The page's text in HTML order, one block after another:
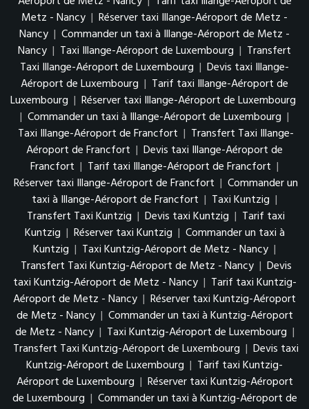
Metz - Nancy | Réserver taxi Illange-Aéroport de Metz -
Nancy | Commander un taxi à Illange-Aéroport de Metz -
Nancy | Taxi Illange-Aéroport de Luxembourg | Transfert
Taxi Illange-Aéroport de Luxembourg | Devis taxi Illange-
Aéroport de Luxembourg | Tarif taxi Illange-Aéroport de
Luxembourg | Réserver taxi Illange-Aéroport de Luxembourg
| Commander un taxi à Illange-Aéroport de Luxembourg |
Taxi Illange-Aéroport de Francfort | Transfert Taxi Illange-
Aéroport de Francfort | Devis taxi Illange-Aéroport de
Francfort | Tarif taxi Illange-Aéroport de Francfort |
Réserver taxi Illange-Aéroport de Francfort | Commander un
taxi à Illange-Aéroport de Francfort | Taxi Kuntzig |
Transfert Taxi Kuntzig | Devis taxi Kuntzig | Tarif taxi
Kuntzig | Réserver taxi Kuntzig | Commander un taxi à
Kuntzig | Taxi Kuntzig-Aéroport de Metz - Nancy |
Transfert Taxi Kuntzig-Aéroport de Metz - Nancy | Devis
taxi Kuntzig-Aéroport de Metz - Nancy | Tarif taxi Kuntzig-
Aéroport de Metz - Nancy | Réserver taxi Kuntzig-Aéroport
de Metz - Nancy | Commander un taxi à Kuntzig-Aéroport
de Metz - Nancy | Taxi Kuntzig-Aéroport de Luxembourg |
Transfert Taxi Kuntzig-Aéroport de Luxembourg | Devis taxi
Kuntzig-Aéroport de Luxembourg | Tarif taxi Kuntzig-
Aéroport de Luxembourg | Réserver taxi Kuntzig-Aéroport
de Luxembourg | Commander un taxi à Kuntzig-Aéroport de